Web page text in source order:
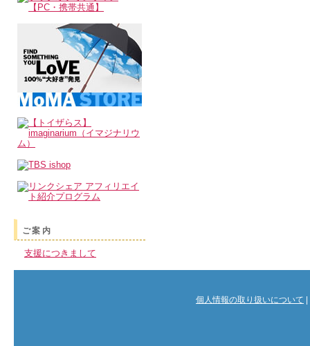
ご案内
支援につきまして
個人情報の取り扱いについて